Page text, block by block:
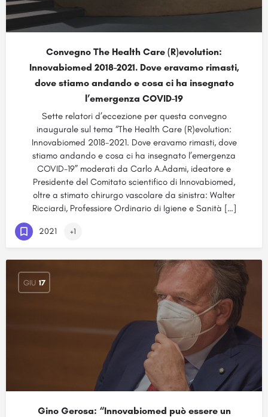
Convegno The Health Care (R)evolution:
Innovabiomed 2018-2021. Dove eravamo rimasti,
dove stiamo andando e cosa ci ha insegnato
l’emergenza COVID-19
Sette relatori d’eccezione per questa convegno
inaugurale sul tema “The Health Care (R)evolution:
Innovabiomed 2018-2021. Dove eravamo rimasti, dove
stiamo andando e cosa ci ha insegnato l’emergenza
COVID-19” moderati da Carlo A.Adami, ideatore e
Presidente del Comitato scientifico di Innovabiomed,
oltre a stimato chirurgo vascolare da sinistra: Walter
Ricciardi, Professiore Ordinario di Igiene e Sanità […]
2021 +1
GIU 17
Gino Gerosa: “Innovabiomed può essere un